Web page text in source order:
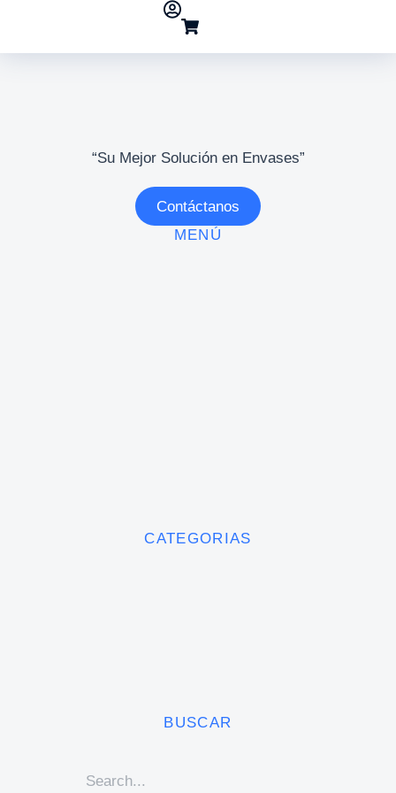
“Su Mejor Solución en Envases”
Contáctanos
MENÚ
CATEGORIAS
BUSCAR